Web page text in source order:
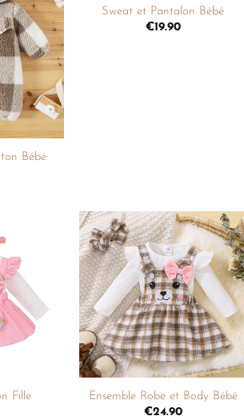
Ajouter
à la
liste de
souhaits
Bébé
Ajouter
Sweat et Pantalon Bébé
€19.90
liste de
souhaits
Fille
Ajouter
à la
liste de
souhaits
+
Ensemble Robe et Body Bébé
€24.90